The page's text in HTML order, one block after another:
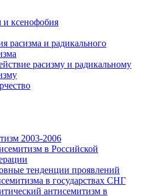
и ксенофобия
расизма и радикального
расизму и радикальному
2003-2006
в Российской
тенденции проявлений
в государствах СНГ
антисемитизм в